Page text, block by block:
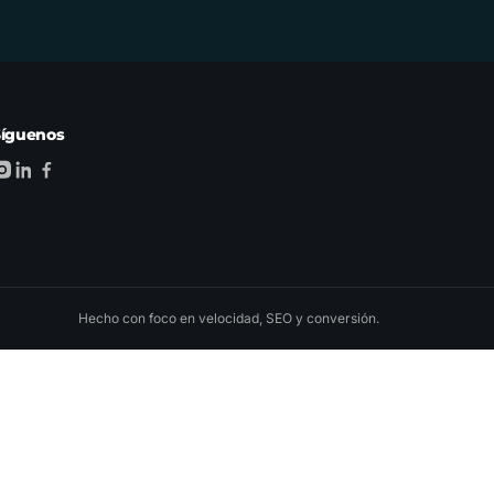
Hecho con foco en velocidad, SEO y conversión.